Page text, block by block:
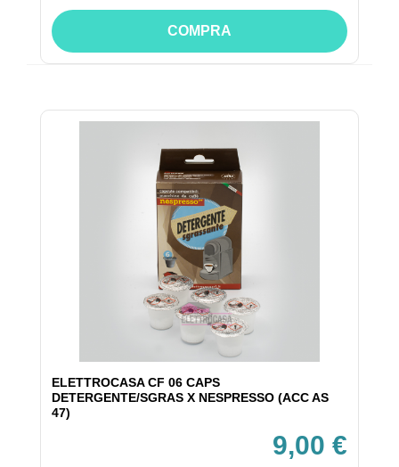
COMPRA
ELETTROCASA CF 06 CAPS
DETERGENTE/SGRAS X NESPRESSO (ACC AS
47)
9,00 €